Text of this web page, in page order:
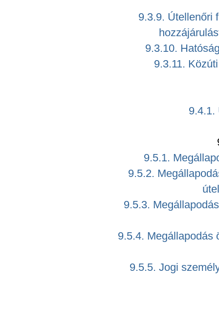
9.3.9. Útellenőri
9.3.10.
9.3.11.
9.4.1.
9.5.1.
9.5.2.
9.5.3.
9.5.4. Megállapodás
9.5.5. Jogi